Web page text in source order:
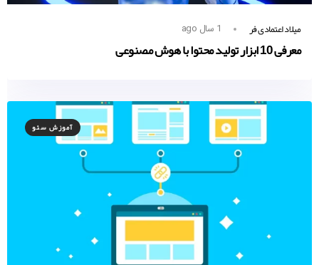
میلاد اعتمادی فر 1 سال ago
معرفی 10 ابزار تولید محتوا با هوش مصنوعی
آموزش سئو